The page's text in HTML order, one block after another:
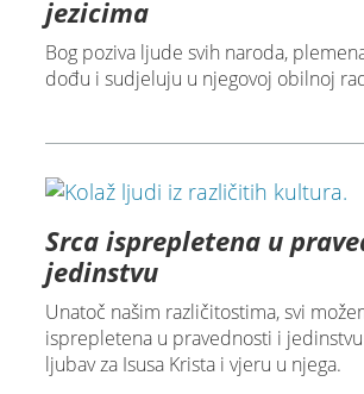
jezicima
Bog poziva ljude svih naroda,
dođu i sudjeluju u njegovoj obilnoj
Srca isprepletena u
jedinstvu
Unatoč našim različitostima, svi
isprepletena u pravednosti i
ljubav za Isusa Krista i vjeru u njega.